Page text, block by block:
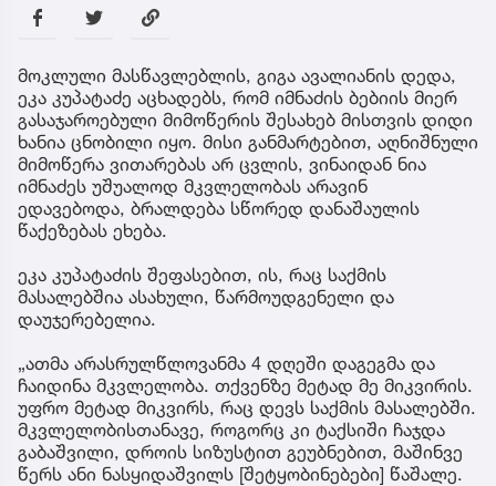
მოკლული მასწავლებლის, გიგა ავალიანის დედა,
ეკა კუპატაძე აცხადებს, რომ იმნაძის ბებიის მიერ
გასაჯაროებული მიმოწერის შესახებ მისთვის დიდი
ხანია ცნობილი იყო. მისი განმარტებით, აღნიშნული
მიმოწერა ვითარებას არ ცვლის, ვინაიდან ნია
იმნაძეს უშუალოდ მკვლელობას არავინ
ედავებოდა, ბრალდება სწორედ დანაშაულის
წაქეზებას ეხება.
ეკა კუპატაძის შეფასებით, ის, რაც საქმის
მასალებშია ასახული, წარმოუდგენელი და
დაუჯერებელია.
„ათმა არასრულწლოვანმა 4 დღეში დაგეგმა და
ჩაიდინა მკვლელობა. თქვენზე მეტად მე მიკვირის.
უფრო მეტად მიკვირს, რაც დევს საქმის მასალებში.
მკვლელობისთანავე, როგორც კი ტაქსიში ჩაჯდა
გაბაშვილი, დროის სიზუსტით გეუბნებით, მაშინვე
წერს ანი ნასყიდაშვილს [შეტყობინებები] წაშალე.